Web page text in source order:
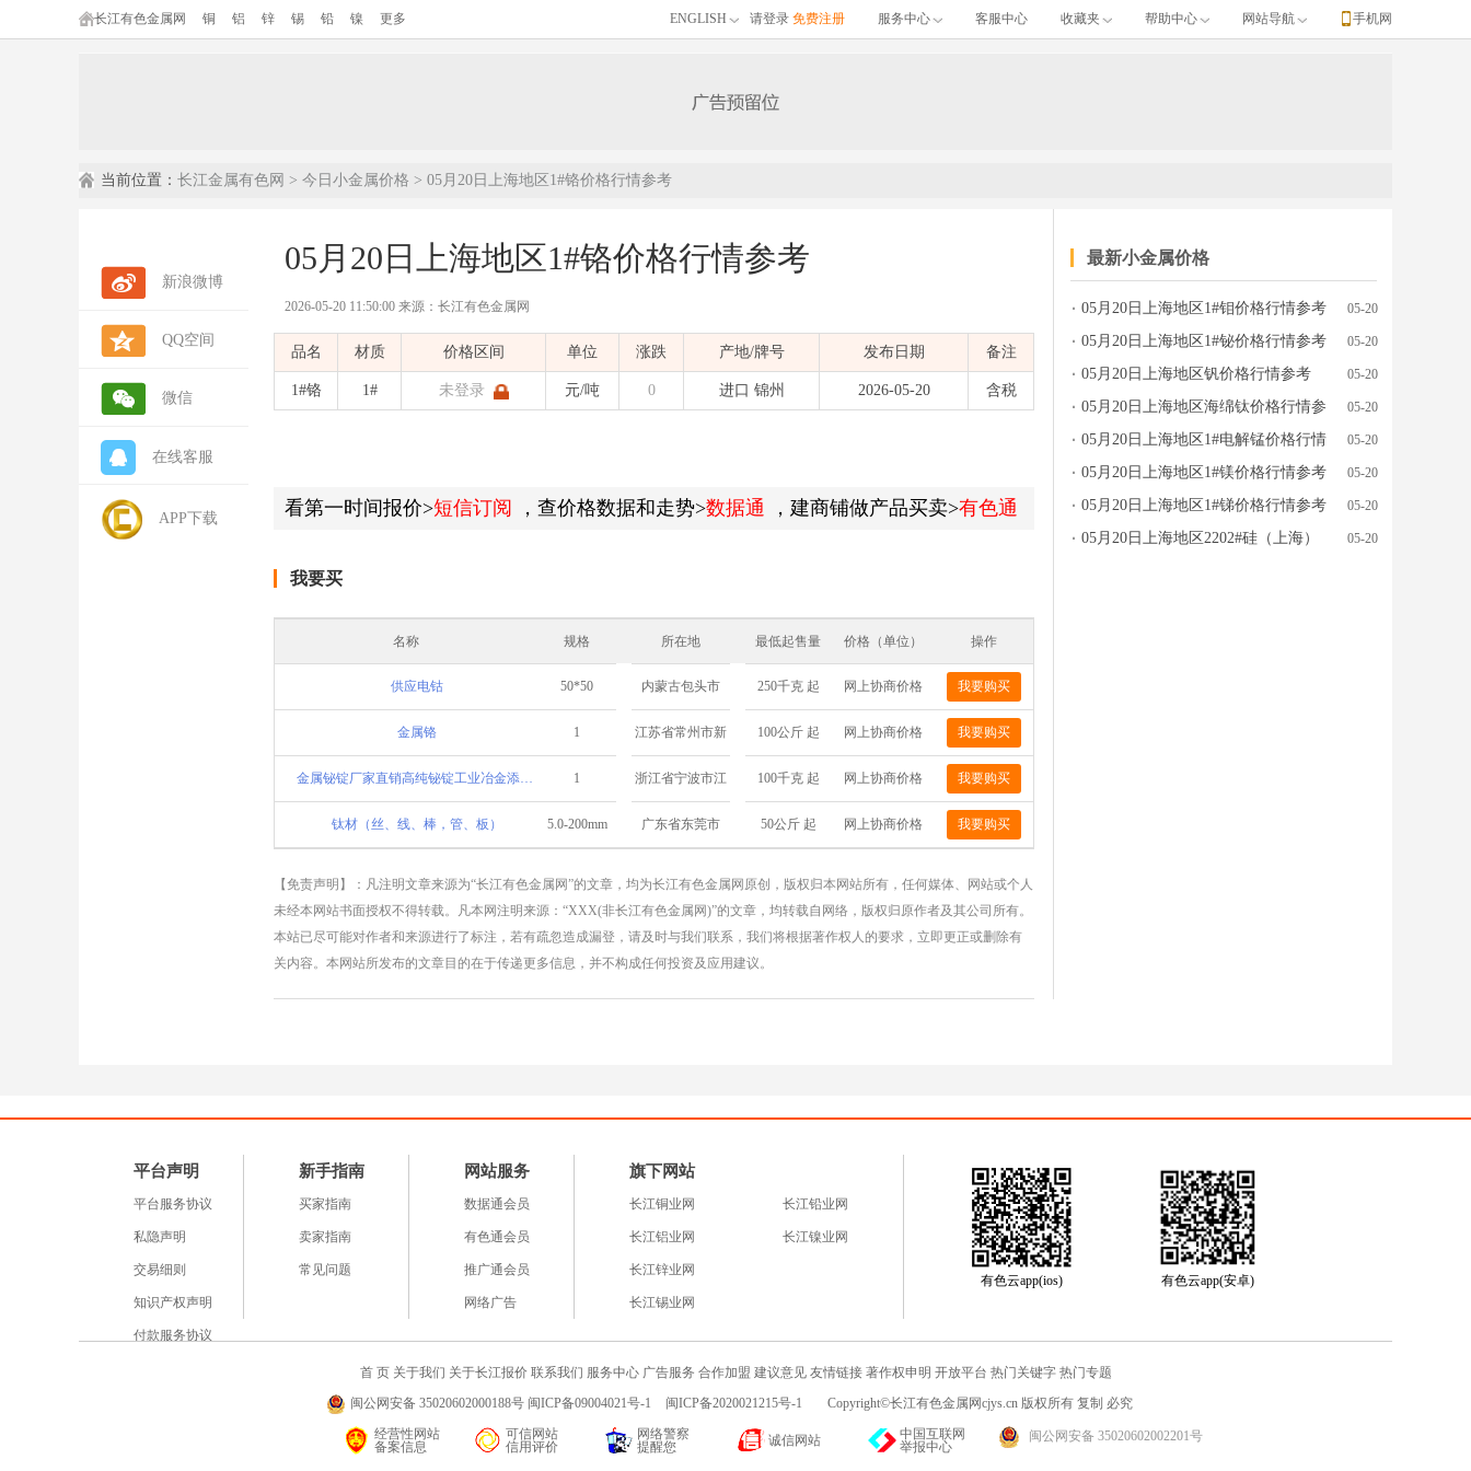
长江有色金属网 铜 铝 锌 锡 铅 镍 更多 ENGLISH 请登录 免费注册 服务中心 客服中心 收藏夹 帮助中心 网站导航 手机网
当前位置： 长江金属有色网 > 今日小金属价格 > 05月20日上海地区1#铬价格行情参考
新浪微博
QQ空间
微信
在线客服
APP下载
05月20日上海地区1#铬价格行情参考
2026-05-20 11:50:00 来源：长江有色金属网
本文为长江有色金属网发布的05月20日上海地区1#铬价格行情参考，包含品名、材质、价格区间、单位、涨跌、产地牌号、发布日期等完整行情数据。
数据类型：
现货市场报价 | 行情参考 | 有色金属价格
品名 材质 价格区间 单位 涨跌 产地/牌号 发布日期 备注
1#铬 1# 未登录 元/吨 0 进口 锦州 2026-05-20 含税
看第一时间报价>短信订阅 ，查价格数据和走势>数据通 ，建商铺做产品买卖>有色通
我要买
名称 规格 所在地 最低起售量 价格（单位） 操作
供应电钴 50*50 内蒙古包头市 250千克 起 网上协商价格 我要购买
金属铬 1 江苏省常州市新
北区春江路171号
100公斤 起 网上协商价格 我要购买
金属铋锭厂家直销高纯铋锭工业冶金添加用铋块批发 1 浙江省宁波市江
北区慈城镇三板
100千克 起 网上协商价格 我要购买
钛材（丝、线、棒，管、板） 5.0-200mm 广东省东莞市 50公斤 起 网上协商价格 我要购买
【免责声明】：凡注明文章来源为“长江有色金属网”的文章，均为长江有色金属网原创，版权归本网站所有，任何媒体、网站或个人
未经本网站书面授权不得转载。凡本网注明来源：“XXX(非长江有色金属网)”的文章，均转载自网络，版权归原作者及其公司所有。
本站已尽可能对作者和来源进行了标注，若有疏忽造成漏登，请及时与我们联系，我们将根据著作权人的要求，立即更正或删除有
关内容。本网站所发布的文章目的在于传递更多信息，并不构成任何投资及应用建议。
最新小金属价格
05月20日上海地区1#钼价格行情参考 05-20
05月20日上海地区1#铋价格行情参考 05-20
05月20日上海地区钒价格行情参考 05-20
05月20日上海地区海绵钛价格行情参
考
05-20
05月20日上海地区1#电解锰价格行情
参考
05-20
05月20日上海地区1#镁价格行情参考 05-20
05月20日上海地区1#锑价格行情参考 05-20
05月20日上海地区2202#硅（上海）
05-20
平台声明
平台服务协议
私隐声明
交易细则
知识产权声明
付款服务协议
新手指南
买家指南
卖家指南
常见问题
网站服务
数据通会员
有色通会员
推广通会员
网络广告
旗下网站
长江铜业网
长江铝业网
长江锌业网
长江锡业网
长江铅业网
长江镍业网
有色云app(ios) 有色云app(安卓)
首 页 关于我们 关于长江报价 联系我们 服务中心 广告服务 合作加盟 建议意见 友情链接 著作权申明 开放平台 热门关键字 热门专题
闽公网安备 35020602000188号 闽ICP备09004021号-1
闽ICP备2020021215号-1 Copyright©长江有色金属网cjys.cn 版权所有 复制 必究
经营性网站
备案信息
可信网站
信用评价
网络警察
提醒您
诚信网站
中国互联网
举报中心
闽公网安备 35020602002201号